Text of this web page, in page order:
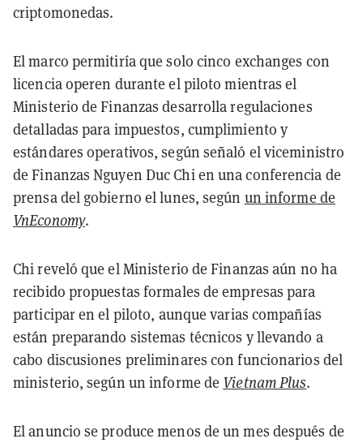
criptomonedas.
El marco permitiría que solo cinco exchanges con
licencia operen durante el piloto mientras el
Ministerio de Finanzas desarrolla regulaciones
detalladas para impuestos, cumplimiento y
estándares operativos, según señaló el viceministro
de Finanzas Nguyen Duc Chi en una conferencia de
prensa del gobierno el lunes, según un informe de
VnEconomy.
Chi reveló que el Ministerio de Finanzas aún no ha
recibido propuestas formales de empresas para
participar en el piloto, aunque varias compañías
están preparando sistemas técnicos y llevando a
cabo discusiones preliminares con funcionarios del
ministerio, según un informe de Vietnam Plus.
El anuncio se produce menos de un mes después de